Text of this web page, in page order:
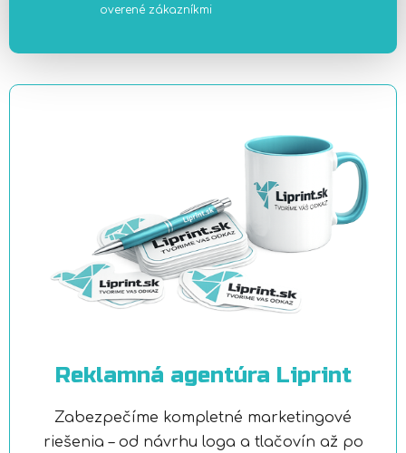
overené zákazníkmi
Reklamná agentúra Liprint
Zabezpečíme kompletné marketingové
riešenia – od návrhu loga a tlačovín až po